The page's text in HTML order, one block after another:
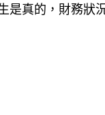
是真的，財務狀